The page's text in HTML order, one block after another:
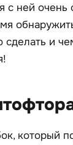
с ней очень
сделать и
который